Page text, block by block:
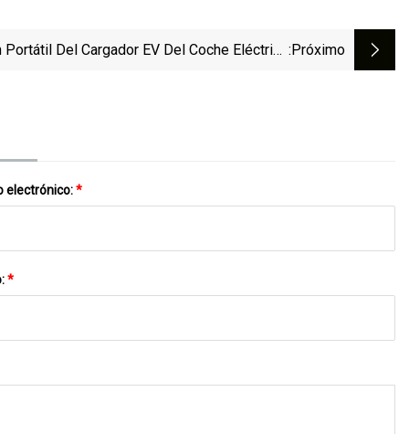
Portátil Del Cargador EV Del Coche Eléctrico :próximo
electrónico:*
*